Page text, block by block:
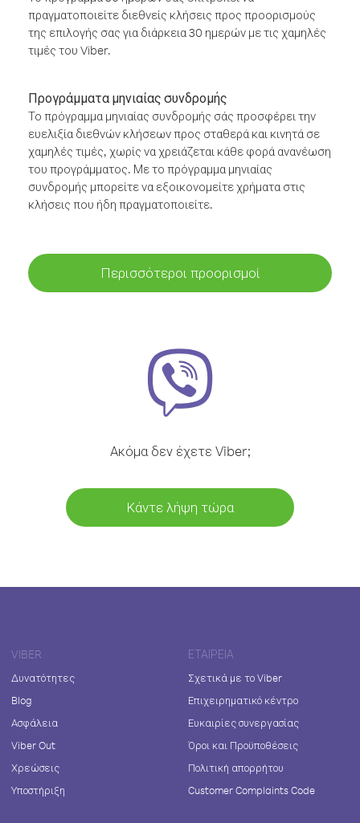
πραγματοποιείτε διεθνείς κλήσεις προς προορισμούς
της επιλογής σας για διάρκεια 30 ημερών με τις χαμηλές
τιμές του Viber.
Προγράμματα μηνιαίας συνδρομής
Το πρόγραμμα μηνιαίας συνδρομής σάς προσφέρει την
ευελιξία διεθνών κλήσεων προς σταθερά και κινητά σε
χαμηλές τιμές, χωρίς να χρειάζεται κάθε φορά ανανέωση
του προγράμματος. Με το πρόγραμμα μηνιαίας
συνδρομής μπορείτε να εξοικονομείτε χρήματα στις
κλήσεις που ήδη πραγματοποιείτε.
Περισσότεροι προορισμοί
Ακόμα δεν έχετε Viber;
Κάντε λήψη τώρα
VIBER
Δυνατότητες
Blog
Ασφάλεια
Viber Out
Χρεώσεις
Υποστήριξη
ΕΤΑΙΡΕΊΑ
Σχετικά με το Viber
Επιχειρηματικό κέντρο
Ευκαιρίες συνεργασίας
Όροι και Προϋποθέσεις
Πολιτική απορρήτου
Customer Complaints Code